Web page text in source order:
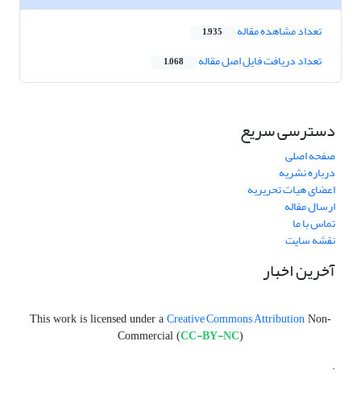
تعداد مشاهده مقاله 1,935
تعداد دریافت فایل اصل مقاله 1,068
دسترسی سریع
صفحه اصلی
درباره نشریه
اعضای هیات تحریریه
ارسال مقاله
تماس با ما
نقشه سایت
آخرین اخبار
This work is licensed under a Creative Commons Attribution Non-
Commercial (CC-BY-NC)
.